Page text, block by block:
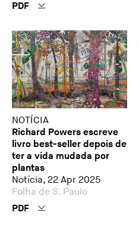
PDF
NOTÍCIA
Richard Powers escreve
livro best-seller depois de
ter a vida mudada por
plantas
Notícia, 22 Apr 2025
Folha de S. Paulo
PDF